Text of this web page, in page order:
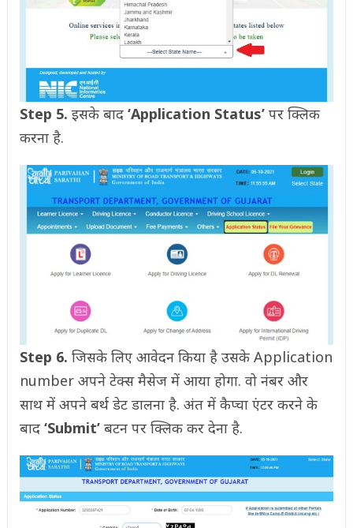
Step 5. इसके बाद‘Application Status’पर क्लिक
करना है.
Step 6. जिसके लिए आवेदन किया है उसके Application
number अपने टेक्स मैसेज में आया होगा. वो नंबर और
साथ में अपने बर्थ डेट डालना है. अंत में कैप्चा एंटर करने के
बाद ‘Submit’ बटन पर क्लिक कर देना है.